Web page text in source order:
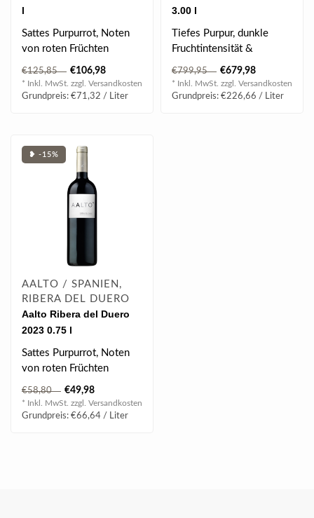
l
Sattes Purpurrot, Noten
von roten Früchten
zusammen mit subtilen
Aromen von Gew..
€125,85 €106,98
* Inkl. MwSt. zzgl. Versandkosten
Grundpreis: €71,32 / Liter
3.00 l
Tiefes Purpur, dunkle
Fruchtintensität &
elegante Gewürznoten,
frisch & dicht ..
€799,95 €679,98
* Inkl. MwSt. zzgl. Versandkosten
Grundpreis: €226,66 / Liter
❥ -15%
AALTO / SPANIEN,
RIBERA DEL DUERO
Aalto Ribera del Duero
2023 0.75 l
Sattes Purpurrot, Noten
von roten Früchten
zusammen mit subtilen
Aromen von Gew..
€58,80 €49,98
* Inkl. MwSt. zzgl. Versandkosten
Grundpreis: €66,64 / Liter